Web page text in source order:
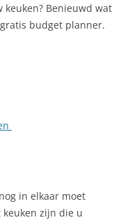
Benieuwd wat
budget planner.
in elkaar moet
zijn die u